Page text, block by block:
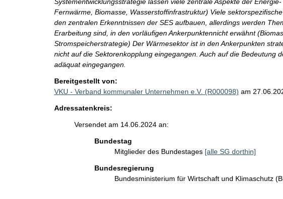
Fernwärme, Biomasse, Wasserstoffinfrastruktur) Viele
den zentralen Erkenntnissen der SES aufbauen, allerdings werden
Erarbeitung sind, in den vorläufigen Ankerpunktennicht erwähnt
Stromspeicherstrategie) Der Wärmesektor ist in den Ankerpunkten
nicht auf die Sektorenkopplung eingegangen. Auch auf die Bedeutung
adäquat eingegangen.
Bereitgestellt von:
VKU - Verband kommunaler Unternehmen e.V. (R000098) am
Adressatenkreis:
Versendet am 14.06.2024 an:
Bundestag
Mitglieder des Bundestages [alle SG dorthin]
Bundesregierung
Bundesministerium für Wirtschaft und Klimaschutz